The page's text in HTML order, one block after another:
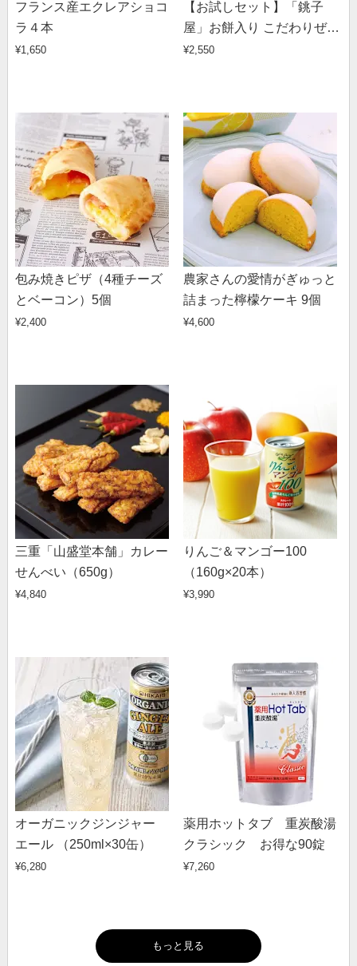
フランス産エクレアショコ
ラ４本
¥1,650
【お試しセット】「銚子
屋」お餅入り こだわりぜん
ざい （190g×4個）
¥2,550
包み焼きピザ（4種チーズ
とベーコン）5個
¥2,400
農家さんの愛情がぎゅっと
詰まった檸檬ケーキ 9個
¥4,600
三重「山盛堂本舗」カレー
せんべい（650g）
¥4,840
りんご＆マンゴー100
（160g×20本）
¥3,990
オーガニックジンジャー
エール （250ml×30缶）
¥6,280
薬用ホットタブ 重炭酸湯
クラシック お得な90錠
¥7,260
もっと見る